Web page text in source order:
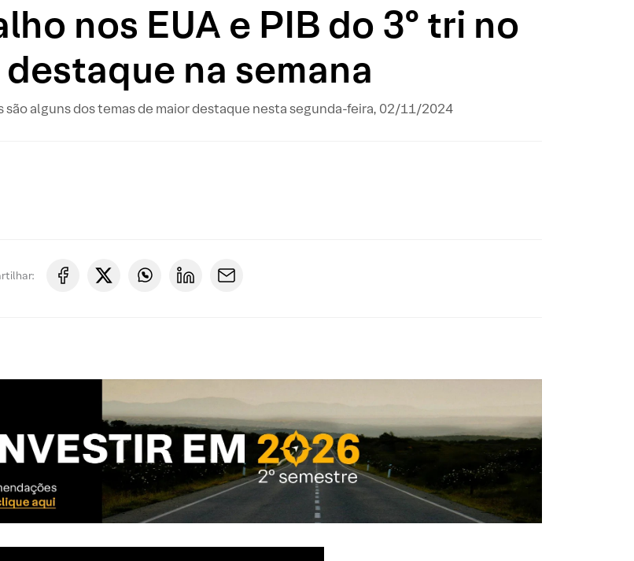
nos EUA e PIB do 3º tri no
na semana
alguns dos temas de maior destaque nesta segunda-feira, 02/11/2024